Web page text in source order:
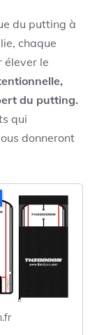
du putting à
chaque
élever le
du putting.
qui
donneront